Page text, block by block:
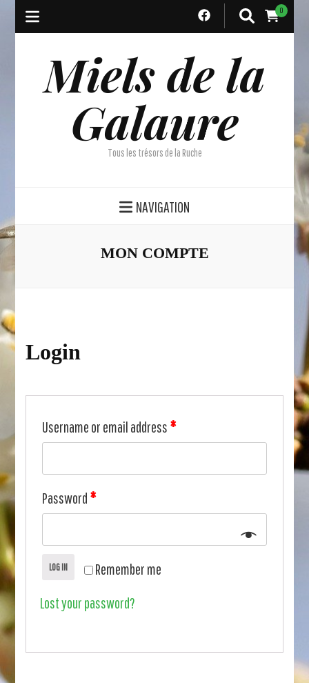
0
Miels de la
Galaure
Tous les trésors de la Ruche
NAVIGATION
MON COMPTE
Login
Username or email address *
Password *
Remember me
LOG IN
Lost your password?